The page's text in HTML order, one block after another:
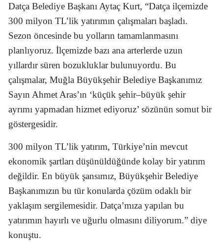
Datça Belediye Başkanı Aytaç Kurt, “Datça ilçemizde
300 milyon TL’lik yatırımın çalışmaları başladı.
Sezon öncesinde bu yolların tamamlanmasını
planlıyoruz. İlçemizde bazı ana arterlerde uzun
yıllardır süren bozukluklar bulunuyordu. Bu
çalışmalar, Muğla Büyükşehir Belediye Başkanımız
Sayın Ahmet Aras’ın ‘küçük şehir–büyük şehir
ayrımı yapmadan hizmet ediyoruz’ sözünün somut bir
göstergesidir.
300 milyon TL’lik yatırım, Türkiye’nin mevcut
ekonomik şartları düşünüldüğünde kolay bir yatırım
değildir. En büyük şansımız, Büyükşehir Belediye
Başkanımızın bu tür konularda çözüm odaklı bir
yaklaşım sergilemesidir. Datça’mıza yapılan bu
yatırımın hayırlı ve uğurlu olmasını diliyorum.” diye
konuştu.